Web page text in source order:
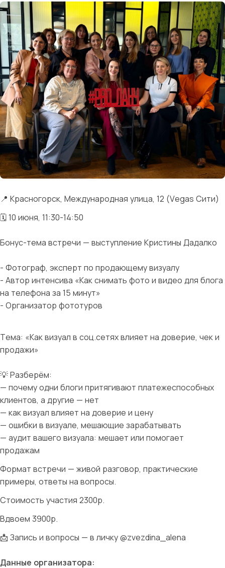
📍 Красногорск, Международная улица, 12 (Vegas Сити)
🗓 10 июня, 11:30-14:50
Бонус-тема встречи — выступление Кристины Дадалко
- Фотограф, эксперт по продающему визуалу
- Автор интенсива «Как снимать фото и видео для блога
на телефона за 15 минут»
- Организатор фототуров
Тема: «Как визуал в соц.сетях влияет на доверие, чек и
продажи»
💡 Разберём:
— почему одни блоги притягивают платежеспособных
клиентов, а другие — нет
— как визуал влияет на доверие и цену
— ошибки в визуале, мешающие зарабатывать
— аудит вашего визуала: мешает или помогает
продажам
Формат встречи — живой разговор, практические
примеры, ответы на вопросы.
Стоимость участия 2300р.
Вдвоем 3900р.
📩 Запись и вопросы — в личку @zvezdina_alena
Данные организатора: